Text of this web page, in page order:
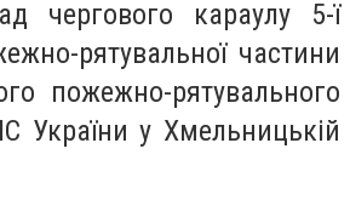
чергового караулу 5-ї
рятувальної частини
пожежно-рятувального
України у Хмельницькій